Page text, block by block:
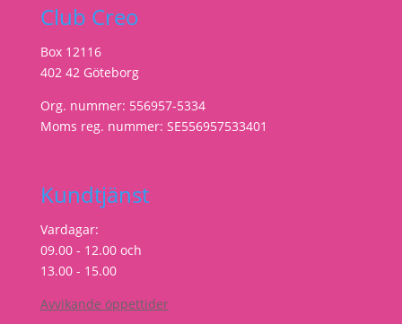
Club Creo
Box 12116
402 42 Göteborg
Org. nummer: 556957-5334
Moms reg. nummer: SE556957533401
Kundtjänst
Vardagar:
09.00 - 12.00 och
13.00 - 15.00
Avvikande öppettider